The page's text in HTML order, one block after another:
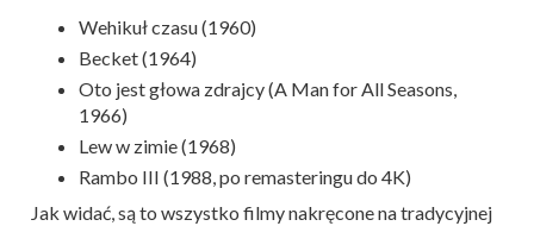
Wehikuł czasu (1960)
Becket (1964)
Oto jest głowa zdrajcy (A Man for All Seasons,
1966)
Lew w zimie (1968)
Rambo III (1988, po remasteringu do 4K)
Jak widać, są to wszystko filmy nakręcone na tradycyjnej